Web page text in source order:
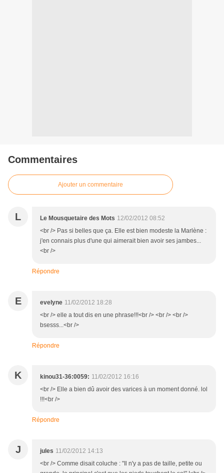
Commentaires
Ajouter un commentaire
L Le Mousquetaire des Mots 12/02/2012 08:52
<br /> Pas si belles que ça. Elle est bien modeste la Marlène :
j'en connais plus d'une qui aimerait bien avoir ses jambes...
<br />
Répondre
E evelyne 11/02/2012 18:28
<br /> elle a tout dis en une phrase!!!<br /> <br /> <br />
bsesss...<br />
Répondre
K kinou31-36:0059: 11/02/2012 16:16
<br /> Elle a bien dû avoir des varices à un moment donné. lol
!!!<br />
Répondre
J jules 11/02/2012 14:13
<br /> Comme disait coluche : "Il n'y a pas de taille, petite ou